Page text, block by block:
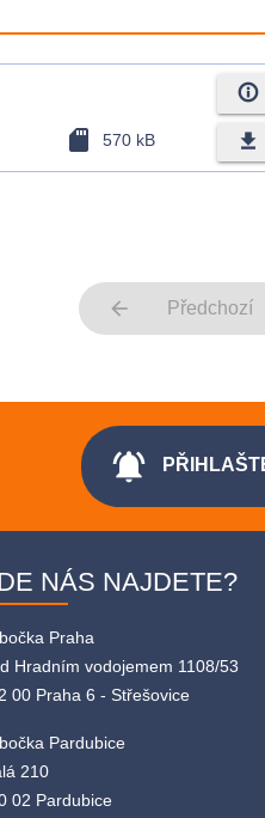
sd_card 570 kB
info_outline
file_download
arrow_back Předchozí
notifications_active
NÁS NAJDETE?
Praha
Hradním vodojemem 1108/53
00 Praha 6 - Střešovice
Pardubice
210
02 Pardubice